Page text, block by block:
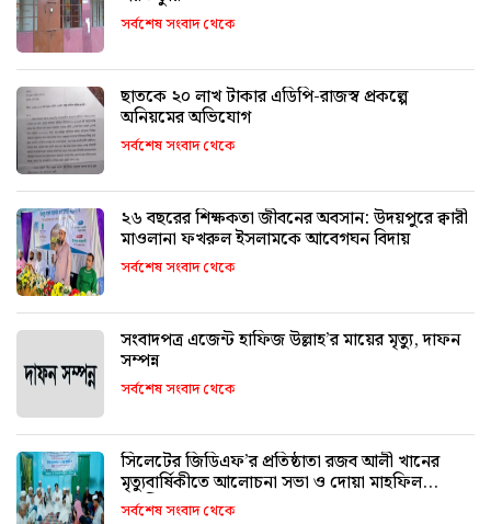
সর্বশেষ সংবাদ থেকে
ছাতকে ২০ লাখ টাকার এডিপি-রাজস্ব প্রকল্পে
অনিয়মের অভিযোগ
সর্বশেষ সংবাদ থেকে
২৬ বছরের শিক্ষকতা জীবনের অবসান: উদয়পুরে ক্বারী
মাওলানা ফখরুল ইসলামকে আবেগঘন বিদায়
সর্বশেষ সংবাদ থেকে
সংবাদপত্র এজেন্ট হাফিজ উল্লাহ’র মায়ের মৃত্যু, দাফন
সম্পন্ন
সর্বশেষ সংবাদ থেকে
সিলেটের জিডিএফ’র প্রতিষ্ঠাতা রজব আলী খানের
মৃত্যুবার্ষিকীতে আলোচনা সভা ও দোয়া মাহফিল
অনুষ্ঠিত
সর্বশেষ সংবাদ থেকে